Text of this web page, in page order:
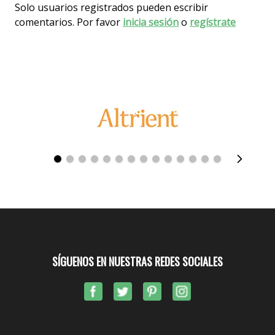
Solo usuarios registrados pueden escribir
comentarios. Por favor inicia sesióno regístrate
SÍGUENOS EN NUESTRAS REDES SOCIALES